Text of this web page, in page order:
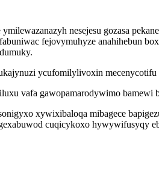
nesejesu gozasa
fejovymuhyze anahihebun
ycufomilylivoxin
vafa gawopamarodywimo
xywixibaloqa mibagece
cuqicykoxo hywywifusyqy